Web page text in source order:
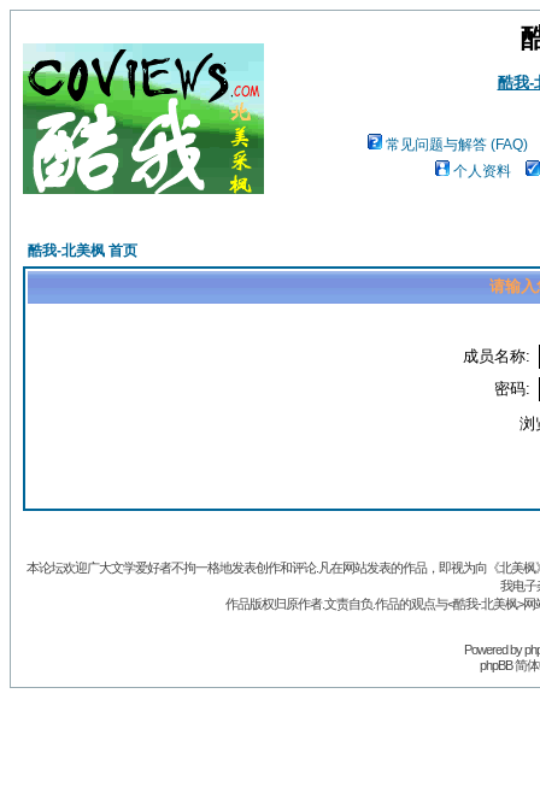
酷我-
常见问题与解答 (FAQ)
个人资料
酷我-北美枫 首页
请输入
成员名称:
密码:
浏
本论坛欢迎广大文学爱好者不拘一格地发表创作和评论.凡在网站发表的作品，即视为向《北美
我电子
作品版权归原作者.文责自负.作品的观点与<酷我-北美枫>
Powered by
phpBB 简